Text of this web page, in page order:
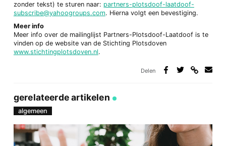
zonder tekst) te sturen naar: partners-plotsdoof-laatdoof-
subscribe@yahoogroups.com. Hierna volgt een bevestiging.
Meer info
Meer info over de mailinglijst Partners-Plotsdoof-Laatdoof is te
vinden op de website van de Stichting Plotsdoven
www.stichtingplotsdoven.nl.
Delen
gerelateerde artikelen
algemeen